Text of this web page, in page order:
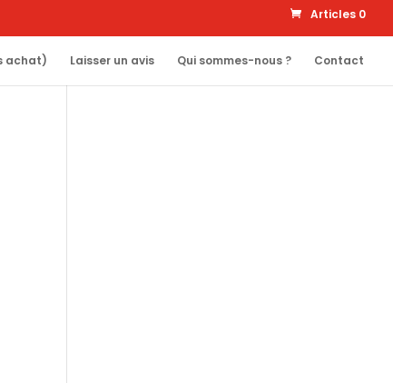
Articles 0
achat) Laisser un avis Qui sommes-nous ? Contact